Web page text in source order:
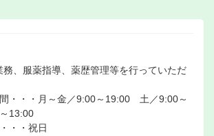
務、服薬指導、薬歴管理等を行っていただ
・・・月～金／9:00～19:00 土／9:00～
13:00
・・祝日